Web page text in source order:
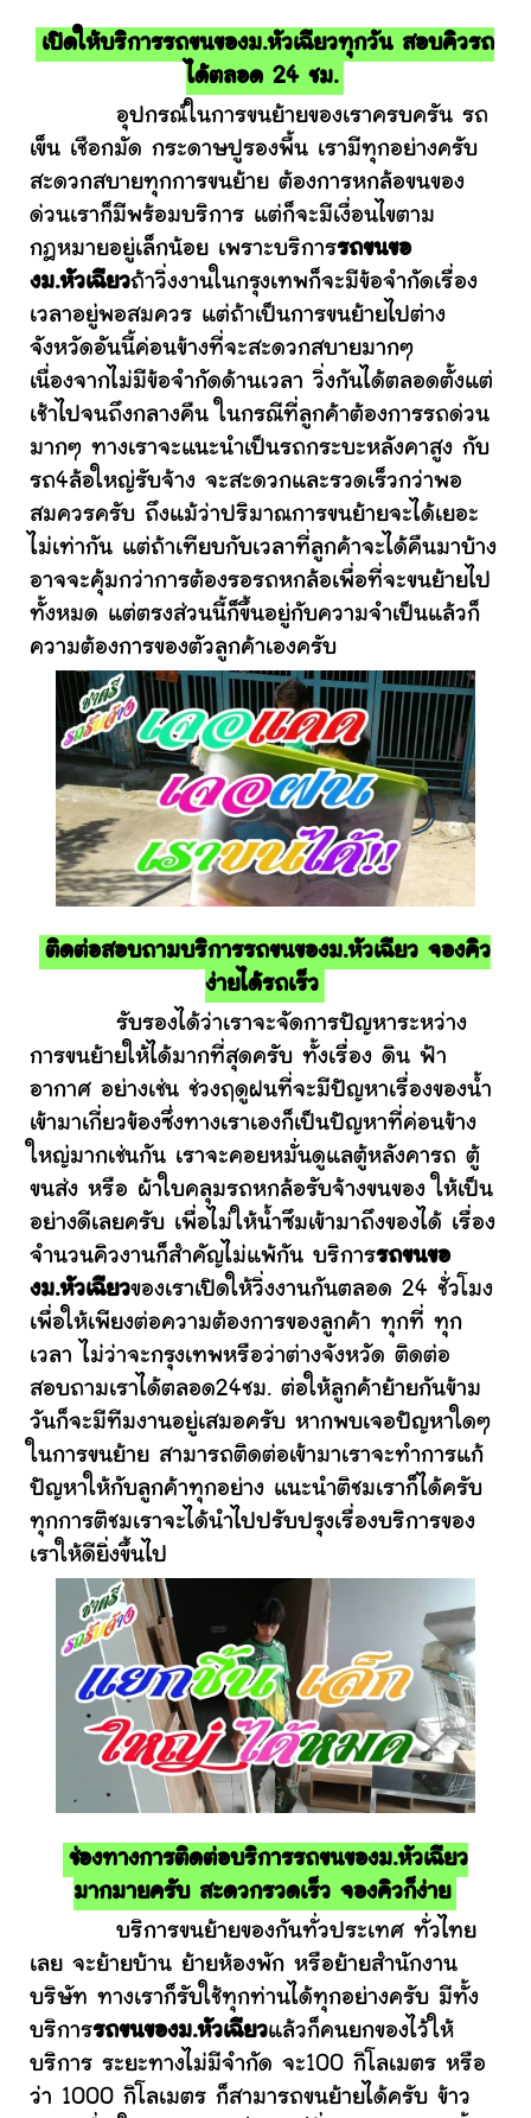
เปิดให้บริการรถขนของม.หัวเฉียวทุกวัน สอบคิวรถ
ได้ตลอด 24 ชม.
อุปกรณ์ในการขนย้ายของเราครบครัน รถ
เข็น เชือกมัด กระดาษปูรองพื้น เรามีทุกอย่างครับ
สะดวกสบายทุกการขนย้าย ต้องการหกล้อขนของ
ด่วนเราก็มีพร้อมบริการ แต่ก็จะมีเงื่อนไขตาม
กฎหมายอยู่เล็กน้อย เพราะบริการรถขนขอ
งม.หัวเฉียวถ้าวิ่งงานในกรุงเทพก็จะมีข้อจำกัดเรื่อง
เวลาอยู่พอสมควร แต่ถ้าเป็นการขนย้ายไปต่าง
จังหวัดอันนี้ค่อนข้างที่จะสะดวกสบายมากๆ
เนื่องจากไม่มีข้อจำกัดด้านเวลา วิ่งกันได้ตลอดตั้งแต่
เช้าไปจนถึงกลางคืน ในกรณีที่ลูกค้าต้องการรถด่วน
มากๆ ทางเราจะแนะนำเป็นรถกระบะหลังคาสูง กับ
รถ4ล้อใหญ่รับจ้าง จะสะดวกและรวดเร็วกว่าพอ
สมควรครับ ถึงแม้ว่าปริมาณการขนย้ายจะได้เยอะ
ไม่เท่ากัน แต่ถ้าเทียบกับเวลาที่ลูกค้าจะได้คืนมาบ้าง
อาจจะคุ้มกว่าการต้องรอรถหกล้อเพื่อที่จะขนย้ายไป
ทั้งหมด แต่ตรงส่วนนี้ก็ขึ้นอยู่กับความจำเป็นแล้วก็
ความต้องการของตัวลูกค้าเองครับ
ติดต่อสอบถามบริการรถขนของม.หัวเฉียว จองคิว
ง่ายได้รถเร็ว
รับรองได้ว่าเราจะจัดการปัญหาระหว่าง
การขนย้ายให้ได้มากที่สุดครับ ทั้งเรื่อง ดิน ฟ้า
อากาศ อย่างเช่น ช่วงฤดูฝนที่จะมีปัญหาเรื่องของน้ำ
เข้ามาเกี่ยวข้องซึ่งทางเราเองก็เป็นปัญหาที่ค่อนข้าง
ใหญ่มากเช่นกัน เราจะคอยหมั่นดูแลตู้หลังคารถ ตู้
ขนส่ง หรือ ผ้าใบคลุมรถหกล้อรับจ้างขนของ ให้เป็น
อย่างดีเลยครับ เพื่อไม่ให้น้ำซึมเข้ามาถึงของได้ เรื่อง
จำนวนคิวงานก็สำคัญไม่แพ้กัน บริการรถขนขอ
งม.หัวเฉียวของเราเปิดให้วิ่งงานกันตลอด 24 ชั่วโมง
เพื่อให้เพียงต่อความต้องการของลูกค้า ทุกที่ ทุก
เวลา ไม่ว่าจะกรุงเทพหรือว่าต่างจังหวัด ติดต่อ
สอบถามเราได้ตลอด24ชม. ต่อให้ลูกค้าย้ายกันข้าม
วันก็จะมีทีมงานอยู่เสมอครับ หากพบเจอปัญหาใดๆ
ในการขนย้าย สามารถติดต่อเข้ามาเราจะทำการแก้
ปัญหาให้กับลูกค้าทุกอย่าง แนะนำติชมเราก็ได้ครับ
ทุกการติชมเราจะได้นำไปปรับปรุงเรื่องบริการของ
เราให้ดียิ่งขึ้นไป
ช่องทางการติดต่อบริการรถขนของม.หัวเฉียว
มากมายครับ สะดวกรวดเร็ว จองคิวก็ง่าย
บริการขนย้ายของกันทั่วประเทศ ทั่วไทย
เลย จะย้ายบ้าน ย้ายห้องพัก หรือย้ายสำนักงาน
บริษัท ทางเราก็รับใช้ทุกท่านได้ทุกอย่างครับ มีทั้ง
บริการรถขนของม.หัวเฉียวแล้วก็คนยกของไว้ให้
บริการ ระยะทางไม่มีจำกัด จะ100 กิโลเมตร หรือ
ว่า 1000 กิโลเมตร ก็สามารถขนย้ายได้ครับ ข้าว